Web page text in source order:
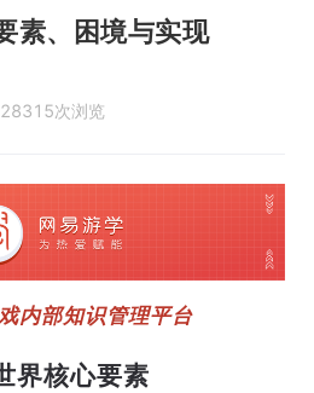
素、困境与实现
28315次浏览
内部知识管理平台
界核心要素